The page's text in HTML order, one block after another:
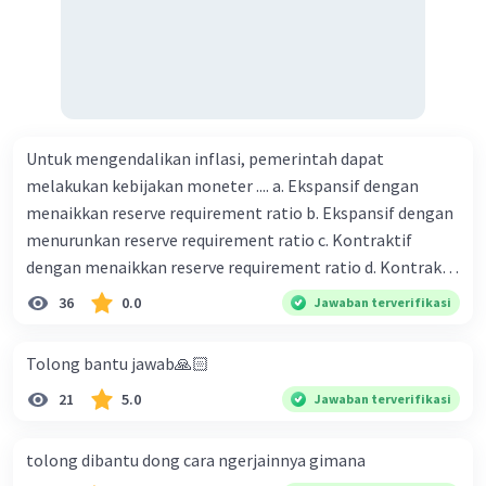
Untuk mengendalikan inflasi, pemerintah dapat
melakukan kebijakan moneter .... a. Ekspansif dengan
menaikkan reserve requirement ratio b. Ekspansif dengan
menurunkan reserve requirement ratio c. Kontraktif
dengan menaikkan reserve requirement ratio d. Kontraktif
dengan menurunkan reserve requirement ratio e.
Ekspansif dengan menaikkan tingkat diskonto Bila Bank
ceteris paribus maka .... a. Menimbulkan inflasi di mana
bentuk kurva jumlah uang beredar (penawaran uang) naik
mana bentuk kurva jumlah uang beredar (penawaran
36 0.0 Jawaban terverifikasi
Tolong bantu jawab🙏🏻
21 5.0 Jawaban terverifikasi
tolong dibantu dong cara ngerjainnya gimana